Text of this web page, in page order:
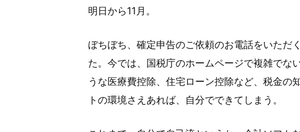
明日から11月。
ぼちぼち、確定申告のご依頼のお電話をいただ
た。今では、国税庁のホームページで複雑でな
うな医療費控除、住宅ローン控除など、税金の
トの環境さえあれば、自分でできてしまう。